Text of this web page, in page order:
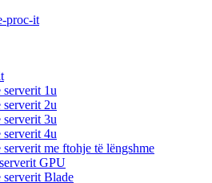
1u
2u
3u
4u
me ftohje të lëngshme
GPU
serverit Blade